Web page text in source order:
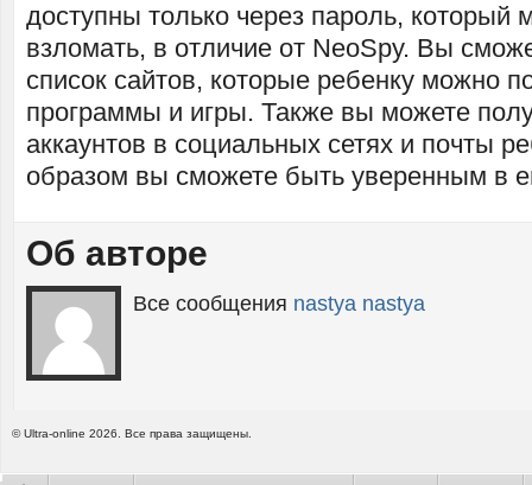
доступны только через пароль, который
взломать, в отличие от NeoSpy. Вы
список сайтов, которые ребенку можно
программы и игры. Также вы можете
аккаунтов в социальных сетях и почты
образом вы сможете быть уверенным в
Об авторе
Все сообщения nastya nastya
© Ultra-online 2026. Все права защищены.